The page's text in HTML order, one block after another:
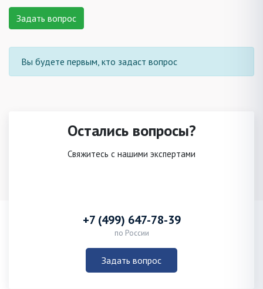
Задать вопрос
Вы будете первым, кто задаст вопрос
Остались вопросы?
Свяжитесь с нашими экспертами
+7 (499) 647-78-39
по России
Задать вопрос